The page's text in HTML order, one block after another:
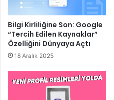
Bilgi Kirliliğine Son: Google
“Tercih Edilen Kaynaklar”
Özelliğini Dünyaya Açtı
18 Aralık 2025